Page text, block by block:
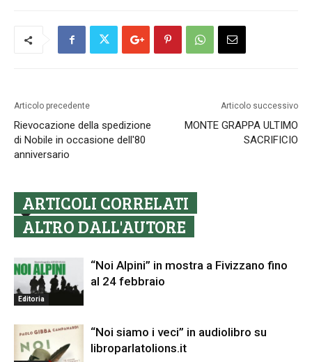
Articolo precedente
Rievocazione della spedizione
di Nobile in occasione dell'80
anniversario
Articolo successivo
MONTE GRAPPA ULTIMO
SACRIFICIO
ARTICOLI CORRELATI
ALTRO DALL'AUTORE
Editoria
“Noi Alpini” in mostra a Fivizzano fino
al 24 febbraio
“Noi siamo i veci” in audiolibro su
libroparlatolions.it